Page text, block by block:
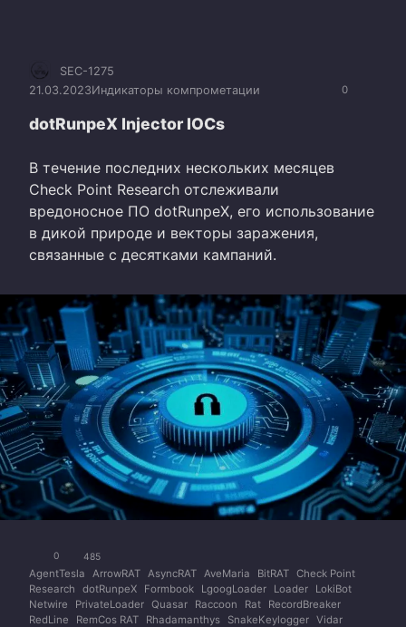
0
SEC-1275
21.03.2023Индикаторы компрометации
dotRunpeX Injector IOCs
В течение последних нескольких месяцев
Check Point Research отслеживали
вредоносное ПО dotRunpeX, его использование
в дикой природе и векторы заражения,
связанные с десятками кампаний.
0 485
AgentTesla ArrowRAT AsyncRAT AveMaria BitRAT Check Point
Research
dotRunpeX Formbook LgoogLoader Loader
LokiBot
Netwire
PrivateLoader Quasar Raccoon Rat
RecordBreaker
RedLine
RemCos RAT Rhadamanthys SnakeKeylogger Vidar